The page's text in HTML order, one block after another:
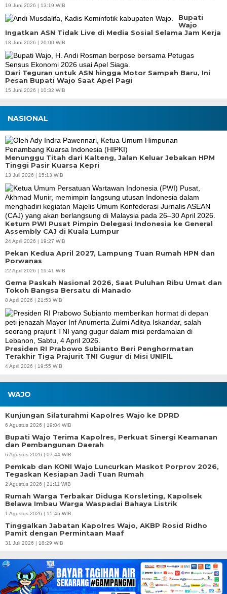
19 Juni 2026 | 13:19 WIB
Bupati
Wajo
Ingatkan ASN Tidak Live di Media Sosial Selama Jam Kerja
18 Juni 2026 | 20:00 WIB
Dari Teguran untuk ASN hingga Motor Sampah Baru, Ini
Pesan Bupati Wajo Saat Apel Pagi
15 Juni 2026 | 10:32 WIB
NASIONAL
Menunggu Titah dari Kalteng, Jalan Keluar Jebakan HPM
Tinggi Pasir Kuarsa Kepri
13 Juli 2026 | 15:13 WIB
Ketum PWI Pusat Pimpin Delegasi Indonesia ke General
Assembly CAJ di Kuala Lumpur
24 April 2026 | 19:27 WIB
Pekan Kedua April 2027, Lampung Tuan Rumah HPN dan
Porwanas
22 April 2026 | 19:41 WIB
Gema Paskah Nasional 2026, Saat Puluhan Ribu Umat dan
Tokoh Bangsa Bersatu di Manado
8 April 2026 | 21:53 WIB
Presiden RI Prabowo Subianto Beri Penghormatan
Terakhir Tiga Prajurit TNI Gugur di Misi UNIFIL
4 April 2026 | 19:55 WIB
WAJO
Kunjungan Silaturahmi Kapolres Wajo ke DPRD
6 Agustus 2026 | 19:04 WIB
Bupati Wajo Terima Kapolres, Perkuat Sinergi Keamanan
dan Pembangunan Daerah
6 Agustus 2026 | 07:44 WIB
Pemkab dan KONI Wajo Luncurkan Maskot Porprov 2026,
Tegaskan Kesiapan Jadi Tuan Rumah
2 Agustus 2026 | 21:11 WIB
Rumah Warga Terbakar Diduga Korsleting, Kapolsek
Belawa Imbau Warga Waspadai Bahaya Listrik
1 Agustus 2026 | 15:45 WIB
Tinggalkan Jabatan Kapolres Wajo, AKBP Rosid Ridho
Pamit dengan Permintaan Maaf
31 Juli 2026 | 18:29 WIB